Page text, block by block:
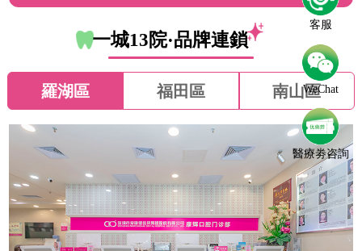
客服
WeChat
醫療劵咨詢
一城13院·品牌連鎖
羅湖區 福田區 南山區